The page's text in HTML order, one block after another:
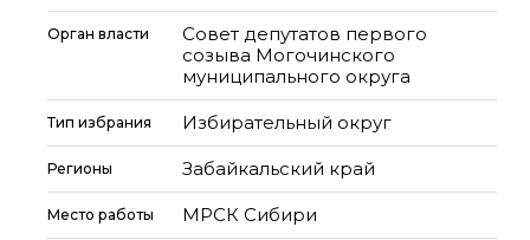
Орган власти
Совет депутатов первого
созыва Могочинского
муниципального округа
Тип избрания Избирательный округ
Регионы Забайкальский край
Место работы МРСК Сибири